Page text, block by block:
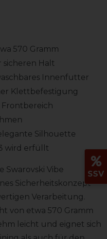
570 Gramm
Halt
Innenfutter
Klettbefestigung
Frontbereich
Silhouette
wird erfüllt
Swarovski Vibe
Sicherheitskonzept
Verarbeitung.
von etwa 570 Gramm
leicht und eignet sich
SSV